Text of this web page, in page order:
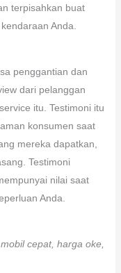
terpisahkan buat
Anda.
penggantian dan
dari pelanggan
itu. Testimoni itu
konsumen saat
mereka dapatkan,
Testimoni
nilai saat
Anda.
cepat, harga oke,